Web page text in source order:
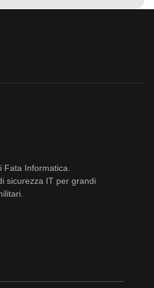
Fata Informatica.
sicurezza IT per grandi